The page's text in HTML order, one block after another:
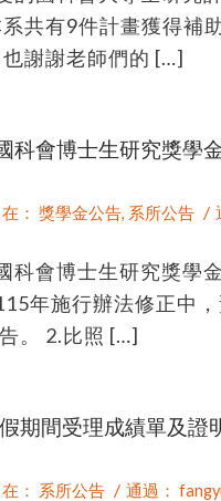
共有9件計畫獲得補
謝謝老師們的 […]
科會博士生研究獎學
在： 獎學金公告, 系所公告 /
科會博士生研究獎學
年施行辦法修正中
。 2.比照 […]
期間受理成績單及證
在： 系所公告 / 通過：